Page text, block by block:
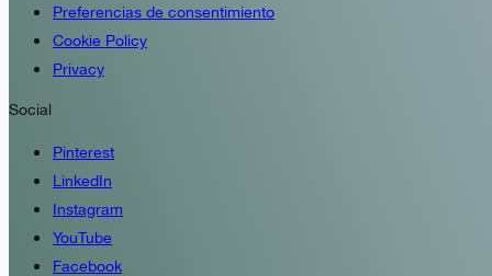
Preferencias de consentimiento
Cookie Policy
Privacy
Social
Pinterest
LinkedIn
Instagram
YouTube
Facebook